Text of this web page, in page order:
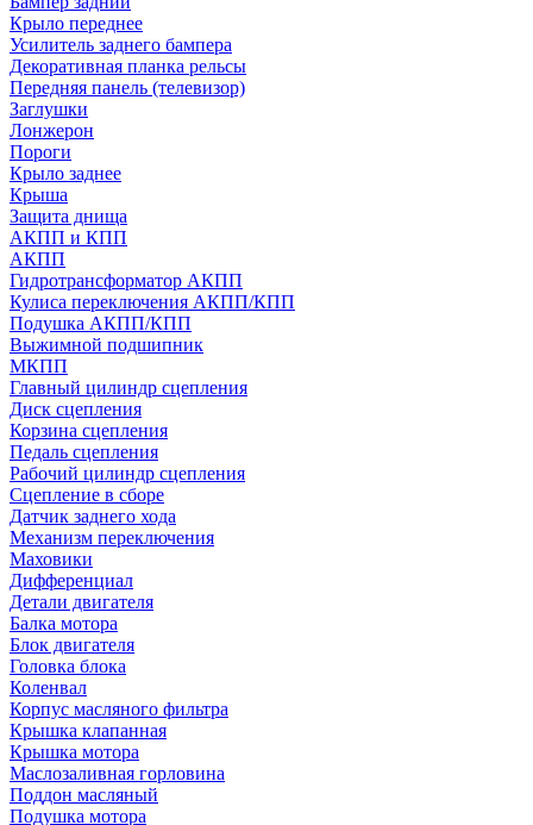
Крыло переднее
Усилитель заднего бампера
Декоративная планка рельсы
Передняя панель (телевизор)
Заглушки
Лонжерон
Пороги
Крыло заднее
Крыша
Защита днища
АКПП и КПП
АКПП
Гидротрансформатор АКПП
Кулиса переключения АКПП/КПП
Подушка АКПП/КПП
Выжимной подшипник
МКПП
Главный цилиндр сцепления
Диск сцепления
Корзина сцепления
Педаль сцепления
Рабочий цилиндр сцепления
Сцепление в сборе
Датчик заднего хода
Механизм переключения
Маховики
Дифференциал
Детали двигателя
Балка мотора
Блок двигателя
Головка блока
Коленвал
Корпус масляного фильтра
Крышка клапанная
Крышка мотора
Маслозаливная горловина
Поддон масляный
Подушка мотора